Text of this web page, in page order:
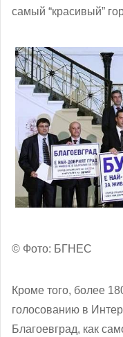
самый “красивый”
© Фото: БГНЕС
Кроме того, более
голосованию в
Благоевград, как